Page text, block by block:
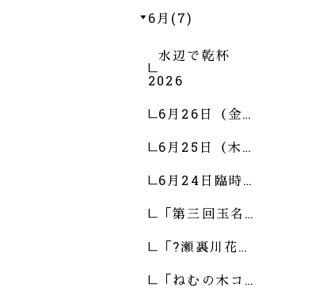
6月(7)
水辺で乾杯
2026
6月26日（金…
6月25日（木…
6月24日臨時…
「第三回玉名…
「?瀬裏川花…
「ねむの木コ…